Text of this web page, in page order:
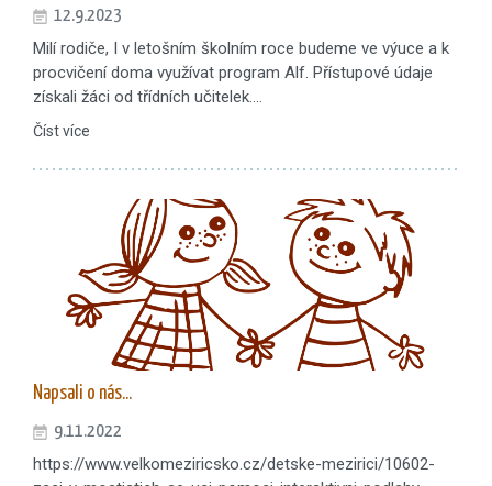
12.9.2023
Milí rodiče, I v letošním školním roce budeme ve výuce a k
procvičení doma využívat program Alf. Přístupové údaje
získali žáci od třídních učitelek.…
Číst více
Napsali o nás...
9.11.2022
https://www.velkomeziricsko.cz/detske-mezirici/10602-